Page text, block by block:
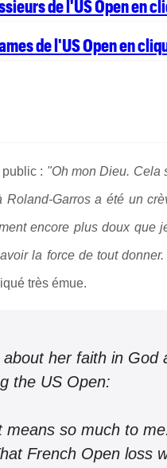
de l'US Open en
de l'US Open en
: "Oh mon Dieu. Cela
Garros a été un
encore plus doux que
la force de tout
très émue.
her faith in God
the US Open:
means so much to
French Open loss